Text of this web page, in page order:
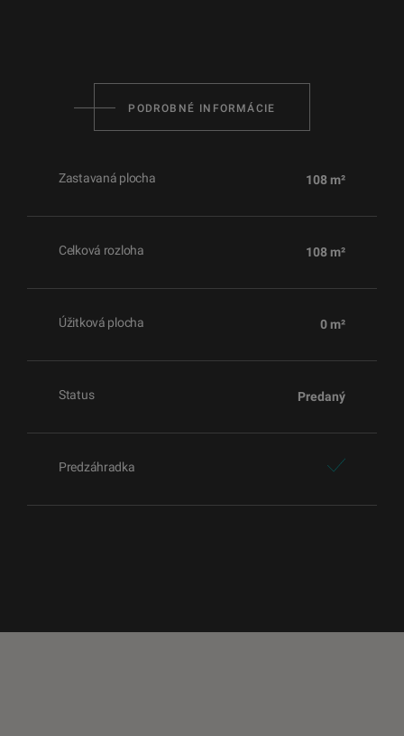
PODROBNÉ INFORMÁCIE
Zastavaná plocha 108 m²
Celková rozloha 108 m²
Úžitková plocha 0 m²
Status Predaný
Predzáhradka